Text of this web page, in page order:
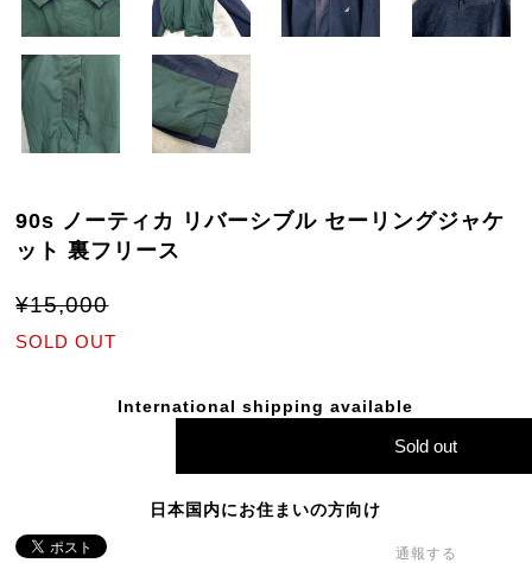
90s ノーティカ リバーシブル セーリングジャケ
ット 裏フリース
¥15,000
SOLD OUT
International shipping available
Sold out
日本国内にお住まいの方向け
通報する